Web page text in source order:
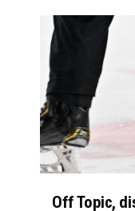
Off Topic,